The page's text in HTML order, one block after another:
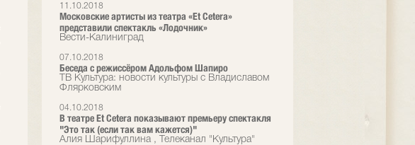
11.10.2018
Московские артисты из театра «Et Cetera»
представили спектакль «Лодочник»
Вести-Калиниград
07.10.2018
Беседа с режиссёром Адольфом Шапиро
ТВ Культура: новости культуры с Владиславом
Флярковским
04.10.2018
В театре Et Сеtera показывают премьеру спектакля
"Это так (если так вам кажется)"
Алия Шарифуллина , Телеканал "Культура"